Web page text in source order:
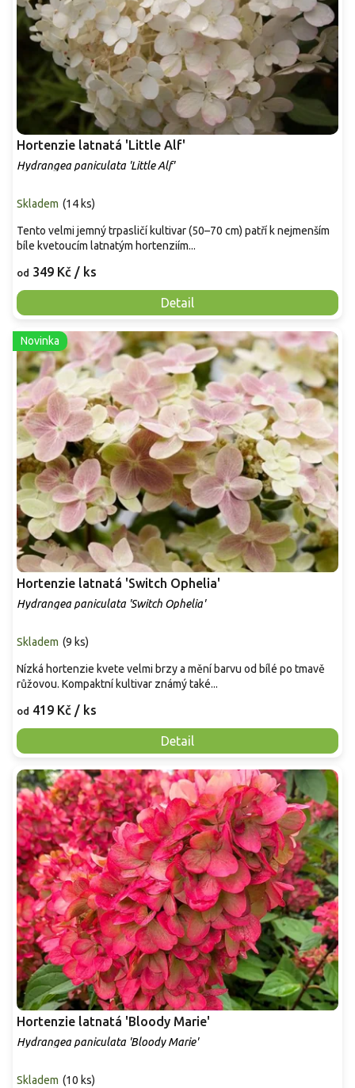
Hortenzie latnatá 'Little Alf'
Hydrangea paniculata 'Little Alf'
Skladem (14 ks)
od 349 Kč / ks
Detail
Tento velmi jemný trpasličí kultivar (50–70 cm) patří k nejmenším
bíle kvetoucím latnatým hortenziím...
Novinka
Hortenzie latnatá 'Switch Ophelia'
Hydrangea paniculata 'Switch Ophelia'
Skladem (9 ks)
od 419 Kč / ks
Detail
Nízká hortenzie kvete velmi brzy a mění barvu od bílé po tmavě
růžovou. Kompaktní kultivar známý také...
Hortenzie latnatá 'Bloody Marie'
Hydrangea paniculata 'Bloody Marie'
Skladem (10 ks)